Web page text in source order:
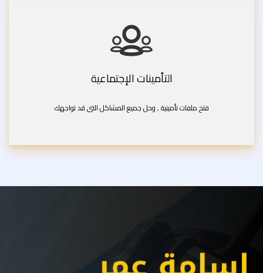
التأمينات الإجتماعية
فتح ملفات تأمينية , وحل جميع المشاكل التى قد تواجهك